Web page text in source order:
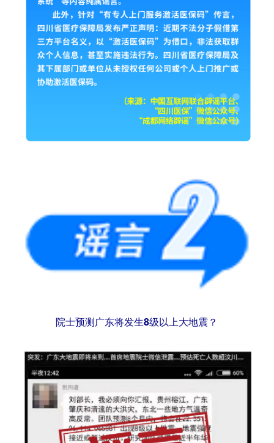
院士预测广东将发生8级以上大地震？